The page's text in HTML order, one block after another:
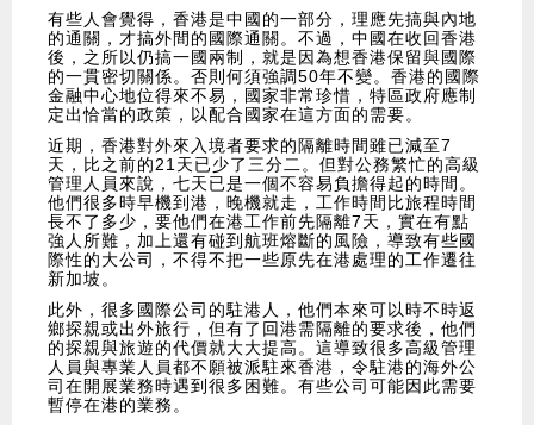
有些人會覺得，香港是中國的一部分，理應先搞與內地
的通關，才搞外間的國際通關。不過，中國在收回香港
後，之所以仍搞一國兩制，就是因為想香港保留與國際
的一貫密切關係。否則何須強調50年不變。香港的國際
金融中心地位得來不易，國家非常珍惜，特區政府應制
定出恰當的政策，以配合國家在這方面的需要。
近期，香港對外來入境者要求的隔離時間雖已減至7
天，比之前的21天已少了三分二。但對公務繁忙的高級
管理人員來說，七天已是一個不容易負擔得起的時間。
他們很多時早機到港，晚機就走，工作時間比旅程時間
長不了多少，要他們在港工作前先隔離7天，實在有點
強人所難，加上還有碰到航班熔斷的風險，導致有些國
際性的大公司，不得不把一些原先在港處理的工作遷往
新加坡。
此外，很多國際公司的駐港人，他們本來可以時不時返
鄉探親或出外旅行，但有了回港需隔離的要求後，他們
的探親與旅遊的代價就大大提高。這導致很多高級管理
人員與專業人員都不願被派駐來香港，令駐港的海外公
司在開展業務時遇到很多困難。有些公司可能因此需要
暫停在港的業務。